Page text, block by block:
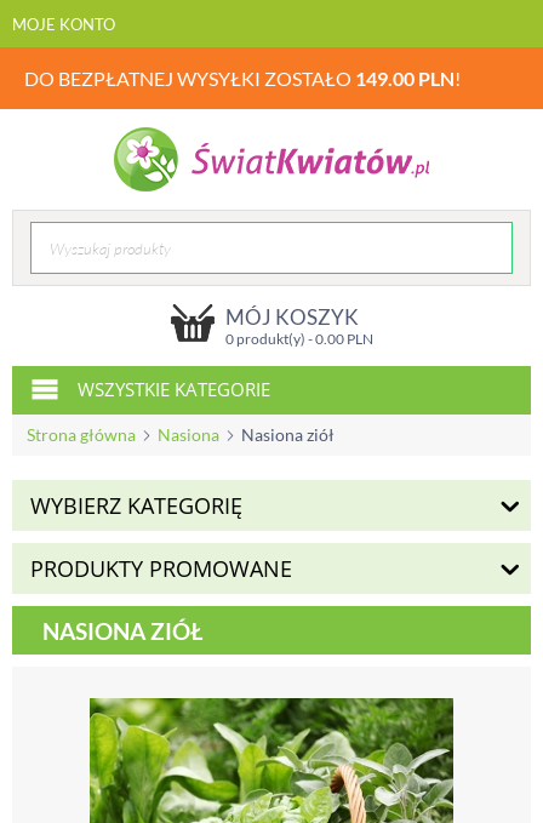
MOJE KONTO
DO BEZPŁATNEJ WYSYŁKI ZOSTAŁO 149.00 PLN!
MÓJ KOSZYK
0 produkt(y) -0.00PLN
WSZYSTKIE KATEGORIE
Strona główna Nasiona Nasiona ziół
WYBIERZ KATEGORIĘ
PRODUKTY PROMOWANE
NASIONA ZIÓŁ